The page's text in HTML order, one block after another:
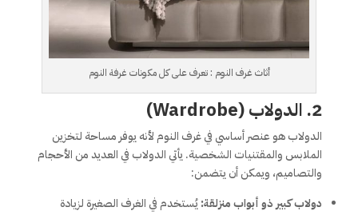
أثاث غرف النوم : تعرف على كل مكونات غرفة النوم
2. الدولاب (Wardrobe)
الدولاب هو عنصر أساسي في غرف النوم لأنه يوفر مساحة لتخزين
الملابس والمقتنيات الشخصية. يأتي الدولاب في العديد من الأحجام
والتصاميم، ويمكن أن يتضمن:
دولاب كبير ذو أبواب منزلقة:يُستخدم في الغرف الصغيرة لزيادة